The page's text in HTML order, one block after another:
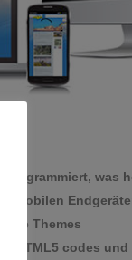
programmiert, was
mobilen
Themes
HTML5 codes und